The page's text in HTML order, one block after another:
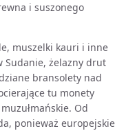
i suszonego
muszelki kauri i inne
Sudanie, żelazny drut
bransolety nad
tu monety
Od
ponieważ europejskie